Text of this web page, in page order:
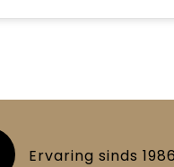
Ervaring sinds 1986